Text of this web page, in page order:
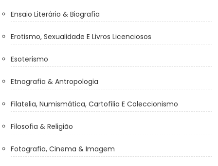
Ensaio Literário & Biografia
Erotismo, Sexualidade E Livros Licenciosos
Esoterismo
Etnografia & Antropologia
Filatelia, Numismática, Cartofilia E Coleccionismo
Filosofia & Religião
Fotografia, Cinema & Imagem